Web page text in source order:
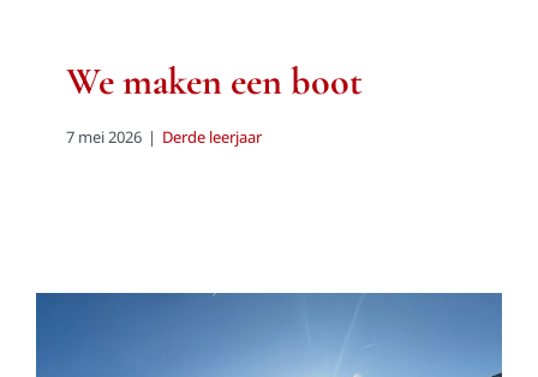
We maken een boot
7 mei 2026 | Derde leerjaar